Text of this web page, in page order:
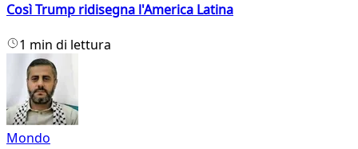
Così Trump ridisegna l'America Latina
1 min di lettura
Mondo